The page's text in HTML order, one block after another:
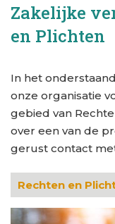
Zakelijke
en Plichten
In het
onze organisatie
gebied van
over een van de
gerust contact
Rechten en